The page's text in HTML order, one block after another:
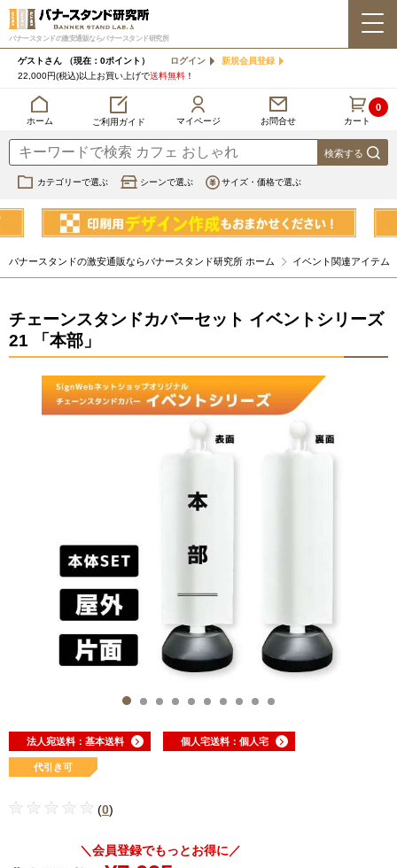
バナースタンドの激安通販ならバナースタンド研究所
ゲストさん （現在：0ポイント） ログイン
新規会員登録
22,000円(税込)以上お買い上げで送料無料 ！
ホーム ご利用ガイド マイページ お問合せ カート
0
カテゴリーで選ぶ シーンで選ぶ サイズ・価格で選ぶ
バナースタンドの激安通販ならバナースタンド研究所 ホーム イベント関連アイテム
チェーンスタンドカバーセット イベントシリーズ
21 「本部」
法人宛送料：基本送料 個人宅送料：個人宅
代引き可
(0)
＼会員登録でもっとお得に／